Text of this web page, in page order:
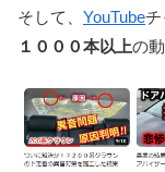
そして、 YouTubeチ
１０００本以上の